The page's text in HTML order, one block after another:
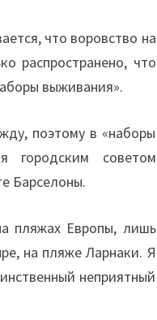
что воровство на
распространено, что
выживания».
поэтому в «наборы
городским советом
Барселоны.
пляжах Европы, лишь
на пляже Ларнаки. Я
неприятный